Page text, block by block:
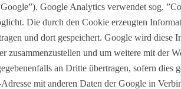
Google Analytics verwendet sog.
Die durch den Cookie erzeugten
und dort gespeichert. Google wird diese
zusammenzustellen und um weitere mit der
an Dritte übertragen, sofern dies
mit anderen Daten der Google in